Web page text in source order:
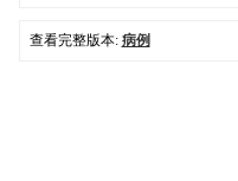
查看完整版本: 病例